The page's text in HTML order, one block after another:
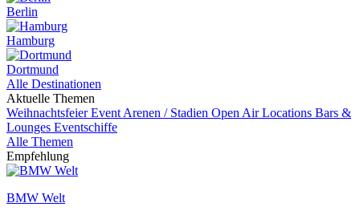
Berlin
Hamburg
Dortmund
Alle Destinationen
Aktuelle Themen
WeihnachtsfeierEvent Arenen / Stadien Open Air Locations Bars &
Lounges Eventschiffe
Alle Themen
Empfehlung
BMW Welt